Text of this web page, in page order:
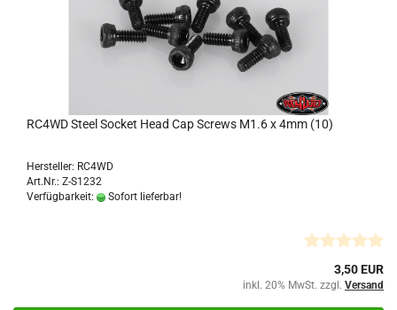
RC4WD Steel Socket Head Cap Screws M1.6 x 4mm (10)
Hersteller: RC4WD
Art.Nr.: Z-S1232
Verfügbarkeit:
Sofort lieferbar!
3,50 EUR
inkl. 20% MwSt. zzgl. Versand